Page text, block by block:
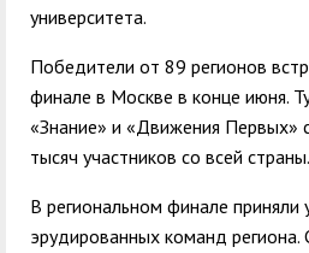
университета.
Победители от 89 регионов
финале в Москве в конце июня.
«Знание» и «Движения Первых»
тысяч участников со всей страны.
В региональном финале приняли
эрудированных команд региона.